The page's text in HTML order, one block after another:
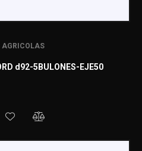
d92-5BULONES-EJE50